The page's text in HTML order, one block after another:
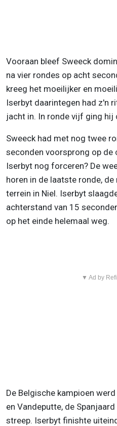
Vooraan bleef Sweeck
na vier rondes op acht
kreeg het moeilijker en
Iserbyt daarintegen had z'n
jacht in. In ronde vijf ging hij
Sweeck had met nog twee
seconden voorsprong op de
Iserbyt nog forceren? De
horen in de laatste ronde,
terrein in Niel. Iserbyt
achterstand van 15
op het einde helemaal weg.
▼ Ad by
De Belgische kampioen
en Vandeputte, de
streep. Iserbyt finishte